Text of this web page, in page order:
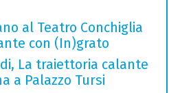
al Teatro Conchiglia
con (In)grato
La traiettoria calante
a Palazzo Tursi